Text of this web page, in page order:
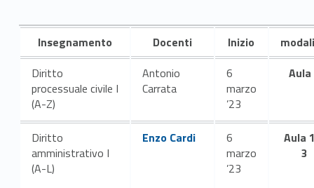
T
e
z
Insegnamento Docenti Inizio
Diritto
processuale civile I
(A-Z)
Antonio
Carrata
6
marzo
’23
Aula
Diritto
amministrativo I
(A-L)
Link identifier #identifier__7969-1
Enzo Cardi
6
marzo
’23
Aula
3